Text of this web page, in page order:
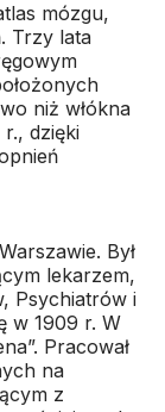
mózgu,
Trzy lata
niż włókna
r., dzięki
Był
lekarzem,
Psychiatrów i
w 1909 r. W
Pracował
na
z